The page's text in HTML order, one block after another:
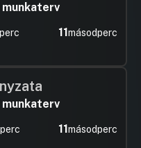
perc 11másodperc
perc 11másodperc